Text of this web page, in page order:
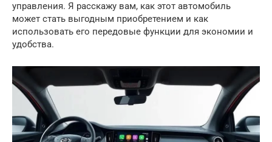
управления. Я расскажу вам, как этот автомобиль
может стать выгодным приобретением и как
использовать его передовые функции для экономии и
удобства.